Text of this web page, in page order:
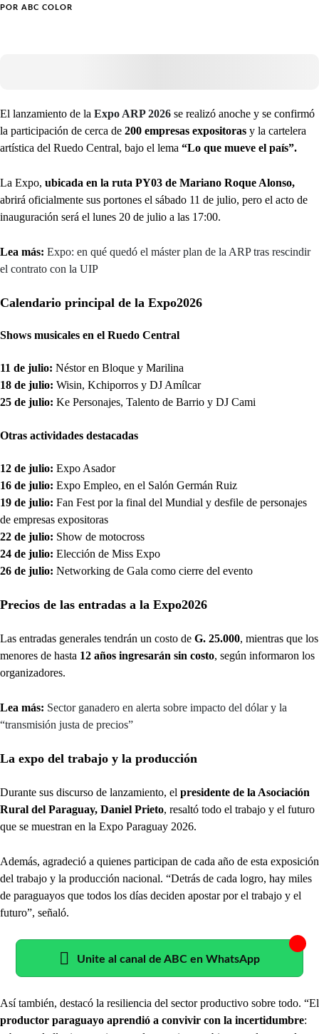
POR ABC COLOR
El lanzamiento de la Expo ARP 2026 se realizó anoche y se confirmó
la participación de cerca de 200 empresas expositoras y la cartelera
artística del Ruedo Central, bajo el lema “Lo que mueve el país”.
La Expo, ubicada en la ruta PY03 de Mariano Roque Alonso,
abrirá oficialmente sus portones el sábado 11 de julio, pero el acto de
inauguración será el lunes 20 de julio a las 17:00.
Lea más: Expo: en qué quedó el máster plan de la ARP tras rescindir
el contrato con la UIP
Calendario principal de la Expo2026
Shows musicales en el Ruedo Central
11 de julio: Néstor en Bloque y Marilina
18 de julio: Wisin, Kchiporros y DJ Amílcar
25 de julio: Ke Personajes, Talento de Barrio y DJ Cami
Otras actividades destacadas
12 de julio: Expo Asador
16 de julio: Expo Empleo, en el Salón Germán Ruiz
19 de julio: Fan Fest por la final del Mundial y desfile de personajes
de empresas expositoras
22 de julio: Show de motocross
24 de julio: Elección de Miss Expo
26 de julio: Networking de Gala como cierre del evento
Precios de las entradas a la Expo2026
Las entradas generales tendrán un costo de G. 25.000, mientras que los
menores de hasta 12 años ingresarán sin costo, según informaron los
organizadores.
Lea más: Sector ganadero en alerta sobre impacto del dólar y la
“transmisión justa de precios”
La expo del trabajo y la producción
Durante sus discurso de lanzamiento, el presidente de la Asociación
Rural del Paraguay, Daniel Prieto, resaltó todo el trabajo y el futuro
que se muestran en la Expo Paraguay 2026.
Además, agradeció a quienes participan de cada año de esta exposición
del trabajo y la producción nacional. “Detrás de cada logro, hay miles
de paraguayos que todos los días deciden apostar por el trabajo y el
futuro”, señaló.
Unite al canal de ABC en WhatsApp
Así también, destacó la resiliencia del sector productivo sobre todo. “El
productor paraguayo aprendió a convivir con la incertidumbre: